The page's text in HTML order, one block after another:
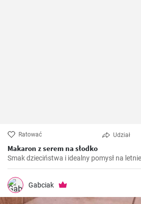
Ratować Udział
Makaron z serem na słodko
Smak dzieciństwa i idealny pomysł na
Gabciak